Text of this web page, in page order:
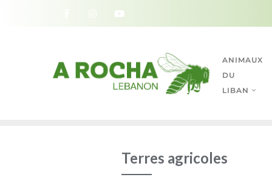
ANIMAUX
DU
LIBAN
Terres agricoles